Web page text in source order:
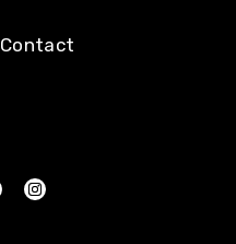
Contact